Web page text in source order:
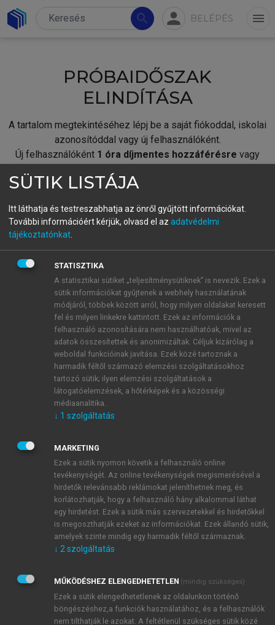
search person BELÉPÉS menu
PRÓBAIDŐSZAK
ELINDÍTÁSA
A tartalom megtekintéséhez lépj be a saját fiókoddal, iskolai
azonosítóddal vagy új felhasználóként.
Új felhasználóként 1 óra díjmentes hozzáférésre vagy
fiókoddal,vagy hozz létre új fiókot.
A regisztráció után apróbaidőszakautomatikusan
BELÉPÉS SAJÁT FIÓKKAL
ÚJ FIÓK LÉTREHOZÁSA
1 óra díjmentes hozzáférés
E-MAIL-CÍM
JELSZÓ
JELSZÓ ÚJRA
Kérek értesítést a MeRSZ újdonságairól, akcióiról.
Kérek értesítést az Akadémiai Kiadó Zrt. újdonságairól,
Adatkezelési tájékoztatóbanfoglaltakat tudomásul
veszem és elfogadom.
Általános vásárlási feltételeket, valamint a szotar.netés a
mersz.huoldalak licencszerződéseiben foglaltakat
SÜTIK LISTÁJA
Itt láthatja és testreszabhatja az önről gyűjtött információkat.
További információért kérjük, olvasd el az adatvédelmi
tájékoztatónkat
STATISZTIKA
A statisztikai sütiket „teljesítménysütiknek” is nevezik. Ezek a
sütik információkat gyűjtenek a webhely használatának
módjáról, többek között arról, hogy milyen oldalakat keresett
fel és milyen linkekre kattintott. Ezek az információk a
felhasználó azonosítására nem használhatóak, mivel az
adatok összesítettek és anonimizáltak. Céljuk kizárólag a
weboldal funkcióinak javítása. Ezek közé tartoznak a
harmadik féltől származó elemzési szolgáltatásokhoz
tartozó sütik; ilyen elemzési szolgáltatások a
látogatóelemzések, a hőtérképek és a közösségi
médiaanalitika.
↓ 1 szolgáltatás
MARKETING
Ezek a sütik nyomon követik a felhasználó online
tevékenységét. Az online tevékenységek megismerésével a
hirdetők relevánsabb reklámokat jeleníthetnek meg, és
korlátozhatják, hogy a felhasználó hány alkalommal láthat
egy hirdetést. Ezek a sütik más szervezetekkel és hirdetőkkel
is megoszthatják ezeket az információkat. Ezek állandó sütik,
amelyek szinte mindig egy harmadik féltől származnak.
↓ 2 szolgáltatás
MŰKÖDÉSHEZ ELENGEDHETETLEN (mindig szükséges)
Ezek a sütik elengedhetetlenek az oldalunkon történő
böngészéshez,a funkciók használatához, és a felhasználók
nem tilthatják le azokat. A feltétlenül szükséges sütik közé